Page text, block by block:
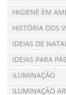
HIGIENE EM
HISTÓRIA DOS
IDEIAS DE
IDEIAS PARA
ILUMINAÇÃO
ILUMINAÇÃO